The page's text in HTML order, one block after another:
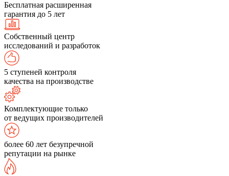
Бесплатная расширенная
гарантия до 5 лет
Собственный центр
исследований и разработок
5 ступеней контроля
качества на производстве
Комплектующие только
от ведущих производителей
более 60 лет безупречной
репутации на рынке